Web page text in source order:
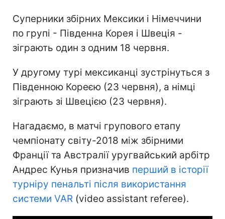
Суперники збірних Мексики і Німеччини
по групі - Південна Корея і Швеція -
зіграють один з одним 18 червня.
У другому турі мексиканці зустрінуться з
Південною Кореєю (23 червня), а німці
зіграють зі Швецією (23 червня).
Нагадаємо, в матчі групового етапу
чемпіонату світу-2018 між збірними
Франції та Австралії уругвайський арбітр
Андрес Кунья призначив перший в історії
турніру пенальті після використання
системи VAR (video assistant referee).